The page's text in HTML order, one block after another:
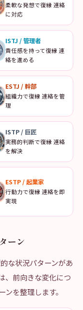
柔軟な発想で復縁 連絡
に対応
ISTJ /管理者
責任感を持って復縁 連
絡を進める
ESTJ /幹部
組織力で復縁 連絡を管
理
ISTP/ 巨匠
実務的判断で復縁 連絡
を解決
ESTP/起業家
行動力で復縁 連絡を即
実現
ーン
な状況パターンがあ
、前向きな変化につ
を整理します。